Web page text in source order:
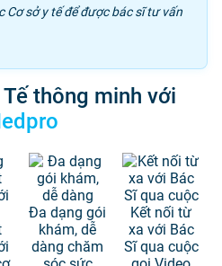
sở y tế để được bác sĩ tư vấn
thông minh với
Đa dạng gói
khám, dễ
dàng chăm
Kết nối từ
xa với Bác
Sĩ qua cuộc